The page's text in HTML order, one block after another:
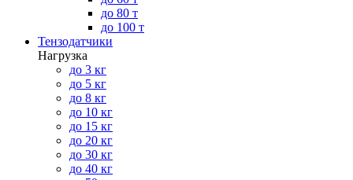
до 80 т
до 100 т
Тензодатчики
Нагрузка
до 3 кг
до 5 кг
до 8 кг
до 10 кг
до 15 кг
до 20 кг
до 30 кг
до 40 кг